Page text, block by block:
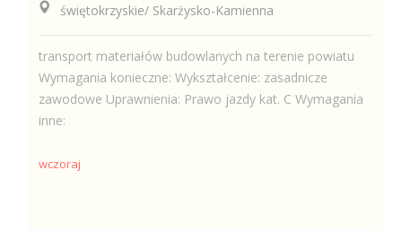
świętokrzyskie/ Skarżysko-Kamienna
transport materiałów budowlanych na terenie powiatu
Wymagania konieczne: Wykształcenie: zasadnicze
zawodowe Uprawnienia: Prawo jazdy kat. C Wymagania
inne:
wczoraj